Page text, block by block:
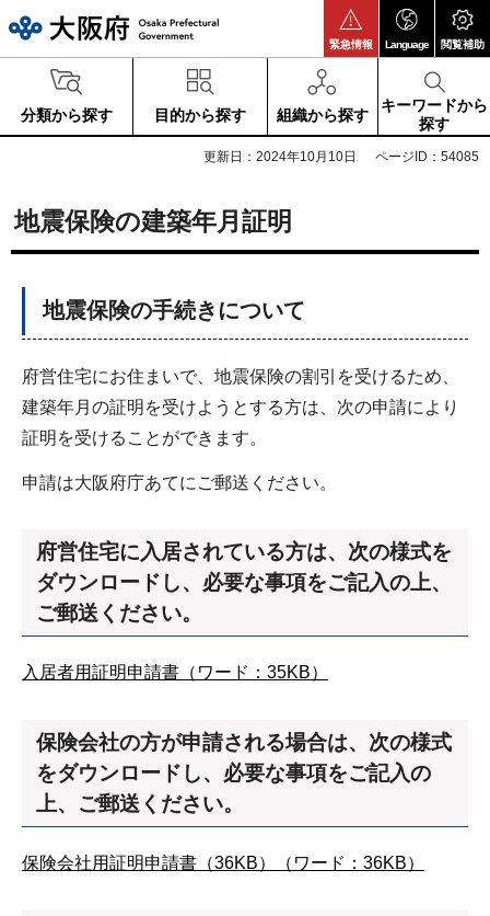
緊急情報 Language 閲覧補助
分類から探す 目的から探す 組織から探す
キーワードから
探す
更新日：2024年10月10日 ページID：54085
地震保険の建築年月証明
地震保険の手続きについて
府営住宅にお住まいで、地震保険の割引を受けるため、
建築年月の証明を受けようとする方は、次の申請により
証明を受けることができます。
申請は大阪府庁あてにご郵送ください。
府営住宅に入居されている方は、次の様式を
ダウンロードし、必要な事項をご記入の上、
ご郵送ください。
入居者用証明申請書（ワード：35KB）
保険会社の方が申請される場合は、次の様式
をダウンロードし、必要な事項をご記入の
上、ご郵送ください。
保険会社用証明申請書（36KB）（ワード：36KB）